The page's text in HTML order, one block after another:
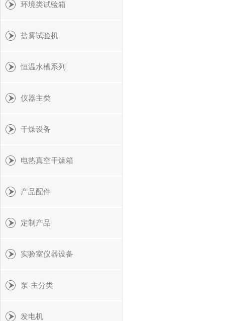
环境类试验箱
盐雾试验机
恒温水槽系列
仪器主类
干燥设备
电热真空干燥箱
产品配件
定制产品
实验室仪器设备
泵-主分类
发电机